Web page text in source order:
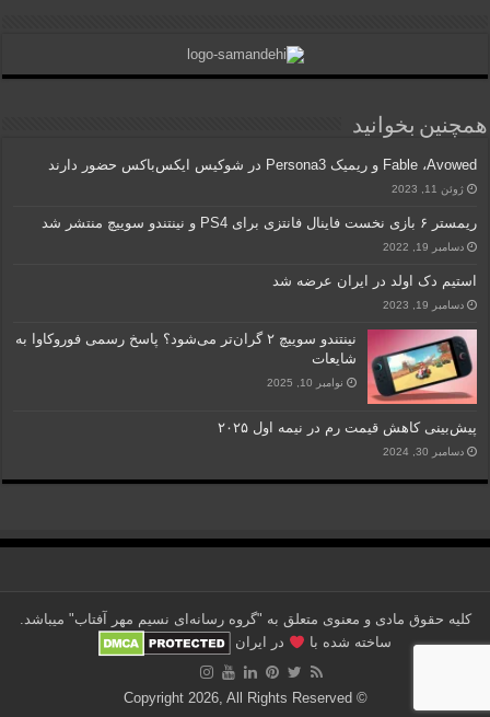
همچنین بخوانید
Fable ،Avowed و ریمیک Persona3 در شوکیس ایکس‌باکس حضور دارند
ژوئن 11, 2023
ریمستر ۶ بازی نخست فاینال فانتزی برای PS4 و نینتندو سوییچ منتشر شد
دسامبر 19, 2022
استیم دک اولد در ایران عرضه شد
دسامبر 19, 2023
نینتندو سوییچ ۲ گران‌تر می‌شود؟ پاسخ رسمی فوروکاوا به
شایعات
نوامبر 10, 2025
پیش‌بینی کاهش قیمت رم در نیمه اول ۲۰۲۵
دسامبر 30, 2024
کلیه حقوق مادی و معنوی متعلق به "گروه رسانه‌ای نسیم مهر آفتاب" می‎باشد.
ساخته شده با
در ایران
© Copyright 2026, All Rights Reserved